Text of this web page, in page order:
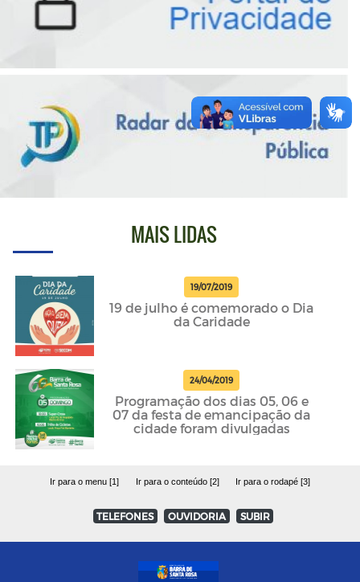
MAIS LIDAS
19/07/2019
19 de julho é comemorado o Dia
da Caridade
24/04/2019
Programação dos dias 05, 06 e
07 da festa de emancipação da
cidade foram divulgadas
Ir para o menu [1] Ir para o conteúdo [2] Ir para o rodapé [3]
TELEFONES OUVIDORIA SUBIR